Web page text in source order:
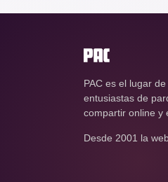
PAC es el lugar
entusiastas de
compartir online y
Desde 2001 la